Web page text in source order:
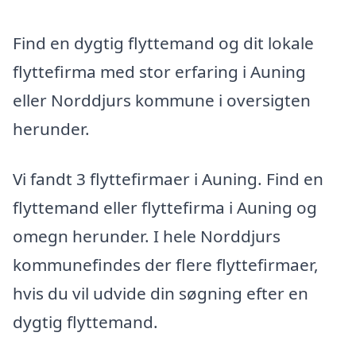
Find en dygtig flyttemand og dit lokale
flyttefirma med stor erfaring i Auning
eller Norddjurs kommune i oversigten
herunder.
Vi fandt 3 flyttefirmaer i Auning. Find en
flyttemand eller flyttefirma i Auning og
omegn herunder. I hele Norddjurs
kommunefindes der flere flyttefirmaer,
hvis du vil udvide din søgning efter en
dygtig flyttemand.